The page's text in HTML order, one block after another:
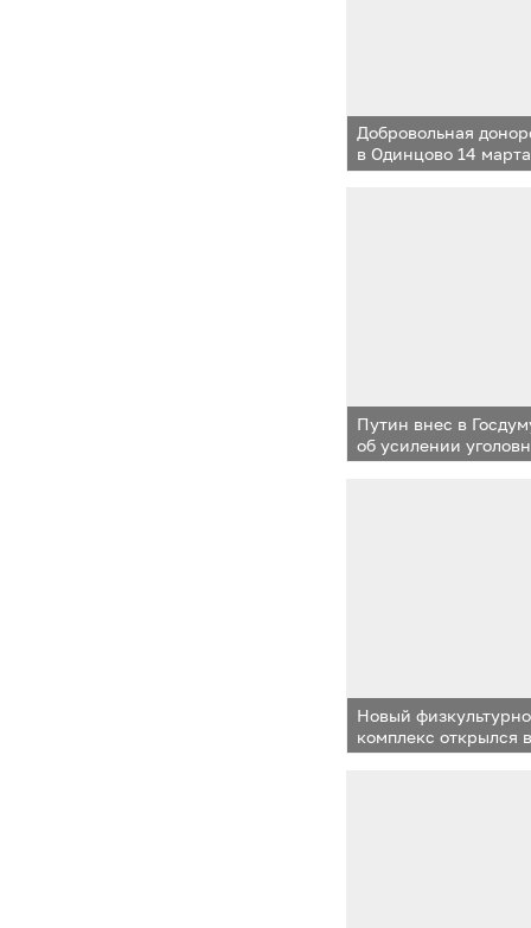
Добровольная
в Одинцово 14 марта
Путин внес в
об усилении
в сфере госзакупок
Новый
комплекс открылся